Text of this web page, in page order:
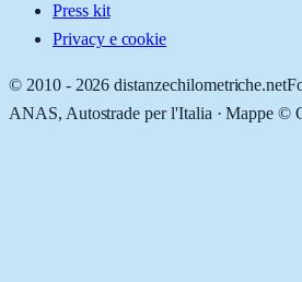
Press kit
Privacy e cookie
© 2010 - 2026 distanzechilometriche.net
ANAS, Autostrade per l'Italia · Mappe ©